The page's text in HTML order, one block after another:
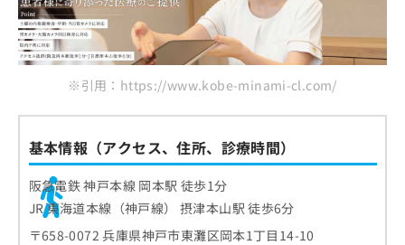
※引用：https://www.kobe-minami-cl.com/
基本情報（アクセス、住所、診療時間）
阪急電鉄 神戸本線 岡本駅 徒歩1分
JR 東海道本線（神戸線） 摂津本山駅 徒歩6分
〒658-0072 兵庫県神戸市東灘区岡本1丁目14-10